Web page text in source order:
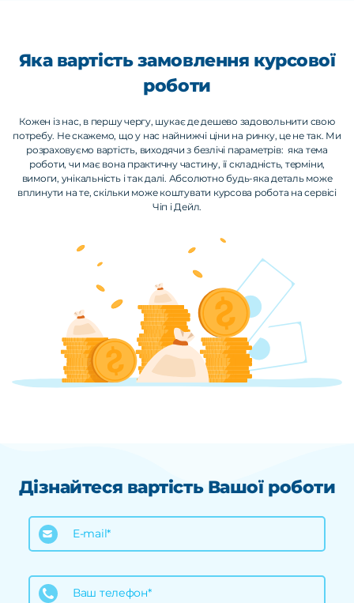
Яка вартість замовлення курсової
роботи
Кожен із нас, в першу чергу, шукає де дешево задовольнити свою
потребу. Не скажемо, що у нас найнижчі ціни на ринку, це не так. Ми
розраховуємо вартість, виходячи з безлічі параметрів: яка тема
роботи, чи має вона практичну частину, її складність, терміни,
вимоги, унікальність і так далі. Абсолютно будь-яка деталь може
вплинути на те, скільки може коштувати курсова робота на сервісі
Чіп і Дейл.
Дізнайтеся вартість Вашої роботи
E-mail*
Ваш телефон*